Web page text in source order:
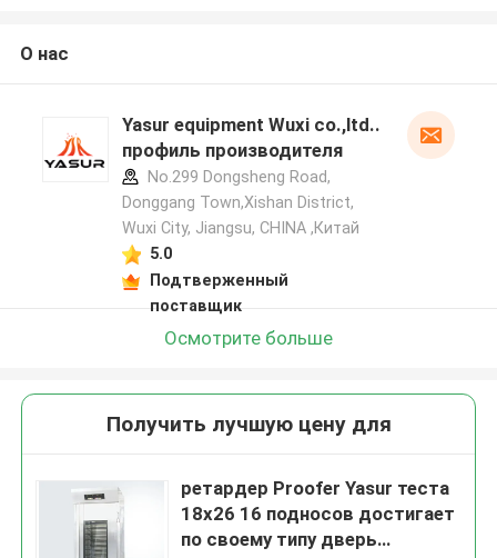
О нас
Yasur equipment Wuxi co.,ltd..
профиль производителя
No.299 Dongsheng Road,
Donggang Town,Xishan District,
Wuxi City, Jiangsu, CHINA ,Китай
5.0
Подтверженный
поставщик
Осмотрите больше
Получить лучшую цену для
ретардер Proofer Yasur теста
18x26 16 подносов достигает
по своему типу дверь